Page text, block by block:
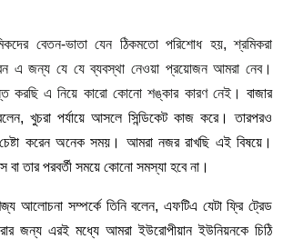
বেতন-ভাতা যেন ঠিকমতো পরিশোধ হয়,শ্রমিকরা
এ জন্য যে যে ব্যবস্থা নেওয়া প্রয়োজন আমরা নেব।
করছি এ নিয়ে কারো কোনো শঙ্কার কারণ নেই।বাজার
, খুচরা পর্যায়ে আসলে সিন্ডিকেট কাজ করে।
তারপরও
চেষ্টা করেন অনেক সময়। আমরা নজর রাখছি এই বিষয়ে।
বা তার পরবর্তী সময়ে কোনো সমস্যা হবে না।
আলোচনা সম্পর্কে তিনি বলেন, এফটিএ যেটা ফ্রি ট্রেড
জন্য এরই মধ্যে আমরা ইউরোপীয়ান ইউনিয়নকে চিঠি